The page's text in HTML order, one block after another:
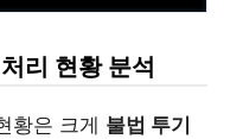
리 현황 분석
황은 크게 불법 투기